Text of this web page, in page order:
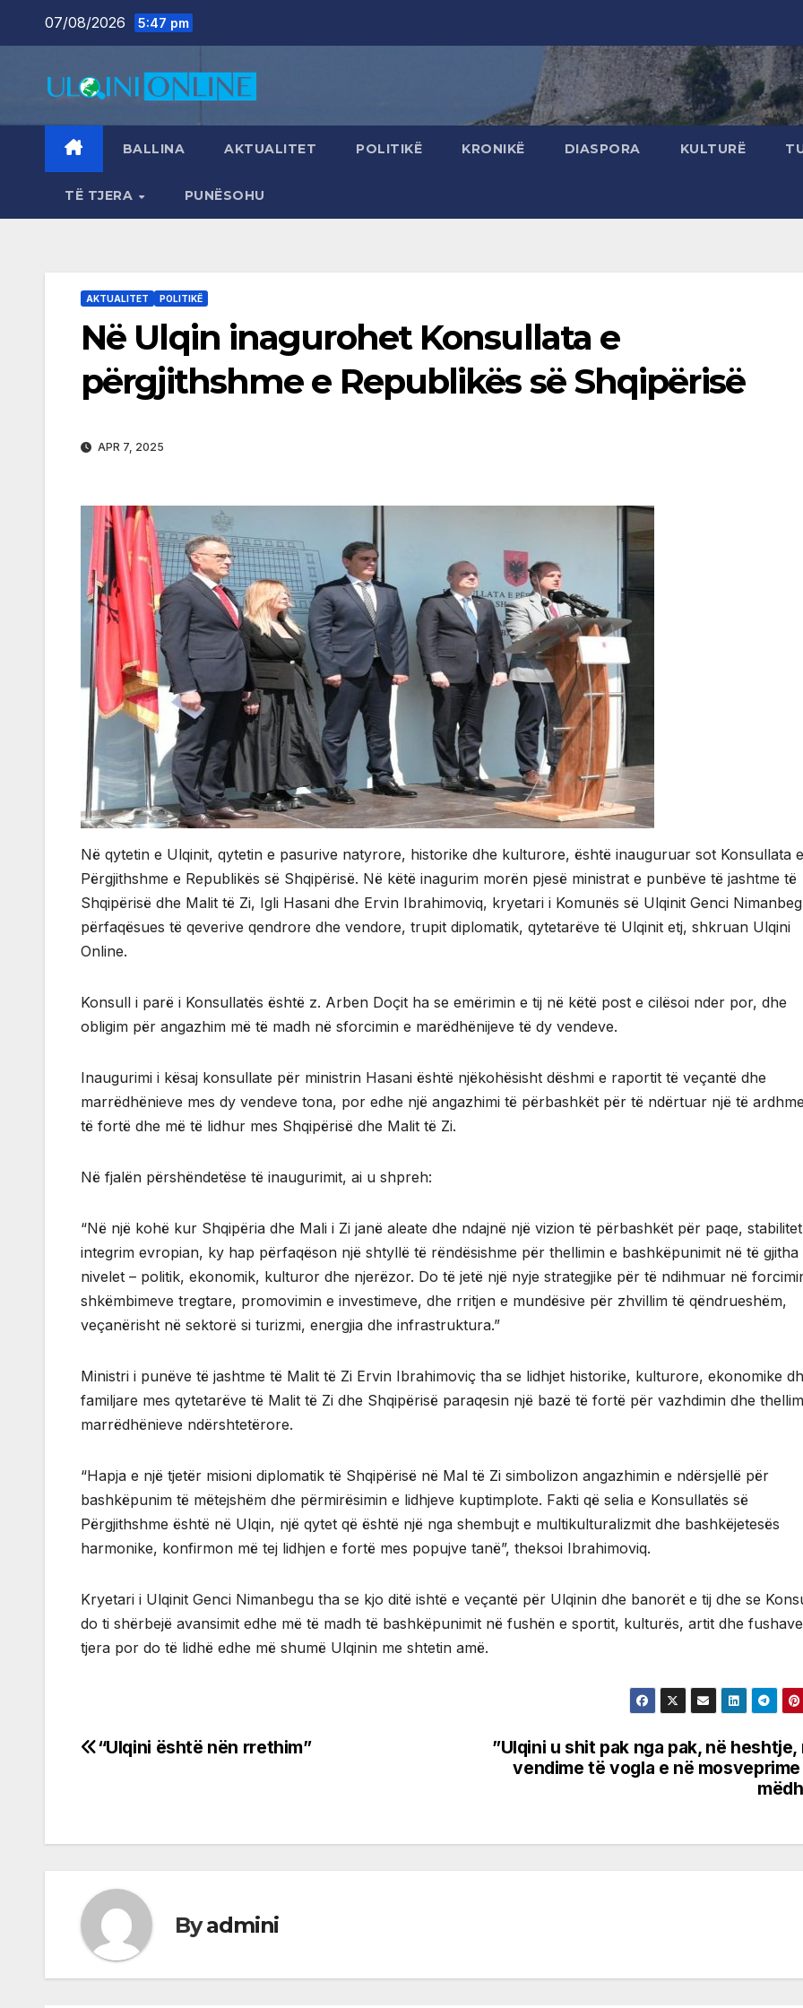
07/08/2026 5:47 pm
BALLINA AKTUALITET POLITIKË KRONIKË DIASPORA KULTURË
TË TJERA PUNËSOHU
AKTUALITET POLITIKË
Në Ulqin inagurohet Konsullata e
përgjithshme e Republikës së Shqipërisë
APR 7, 2025
Në qytetin e Ulqinit, qytetin e pasurive natyrore, historike dhe kulturore, është inauguruar sot Konsullata e
Përgjithshme e Republikës së Shqipërisë. Në këtë inagurim morën pjesë ministrat e punbëve të jashtme të
Shqipërisë dhe Malit të Zi, Igli Hasani dhe Ervin Ibrahimoviq, kryetari i Komunës së Ulqinit Genci
përfaqësues të qeverive qendrore dhe vendore, trupit diplomatik, qytetarëve të Ulqinit etj, shkruan Ulqini
Online.
Konsull i parë i Konsullatës është z. Arben Doçit ha se emërimin e tij në këtë post e cilësoi nder por, dhe
obligim për angazhim më të madh në sforcimin e marëdhënijeve të dy vendeve.
Inaugurimi i kësaj konsullate për ministrin Hasani është njëkohësisht dëshmi e raportit të veçantë dhe
marrëdhënieve mes dy vendeve tona, por edhe një angazhimi të përbashkët për të ndërtuar një të
të fortë dhe më të lidhur mes Shqipërisë dhe Malit të Zi.
Në fjalën përshëndetëse të inaugurimit, ai u shpreh:
“Në një kohë kur Shqipëria dhe Mali i Zi janë aleate dhe ndajnë një vizion të përbashkët për paqe,
integrim evropian, ky hap përfaqëson një shtyllë të rëndësishme për thellimin e bashkëpunimit në të gjitha
nivelet – politik, ekonomik, kulturor dhe njerëzor. Do të jetë një nyje strategjike për të ndihmuar në
shkëmbimeve tregtare, promovimin e investimeve, dhe rritjen e mundësive për zhvillim të qëndrueshëm,
veçanërisht në sektorë si turizmi, energjia dhe infrastruktura.”
Ministri i punëve të jashtme të Malit të Zi Ervin Ibrahimoviç tha se lidhjet historike, kulturore, ekonomike
familjare mes qytetarëve të Malit të Zi dhe Shqipërisë paraqesin një bazë të fortë për vazhdimin dhe
marrëdhënieve ndërshtetërore.
“Hapja e një tjetër misioni diplomatik të Shqipërisë në Mal të Zi simbolizon angazhimin e ndërsjellë për
bashkëpunim të mëtejshëm dhe përmirësimin e lidhjeve kuptimplote. Fakti që selia e Konsullatës së
Përgjithshme është në Ulqin, një qytet që është një nga shembujt e multikulturalizmit dhe bashkëjetesës
harmonike, konfirmon më tej lidhjen e fortë mes popujve tanë”, theksoi Ibrahimoviq.
Kryetari i Ulqinit Genci Nimanbegu tha se kjo ditë ishtë e veçantë për Ulqinin dhe banorët e tij dhe se
do ti shërbejë avansimit edhe më të madh të bashkëpunimit në fushën e sportit, kulturës, artit dhe
tjera por do të lidhë edhe më shumë Ulqinin me shtetin amë.
Post
”Ulqini u shit pak nga pak, në heshtje,
vendime të vogla e në
“Ulqini është nën rrethim”
Byadmini